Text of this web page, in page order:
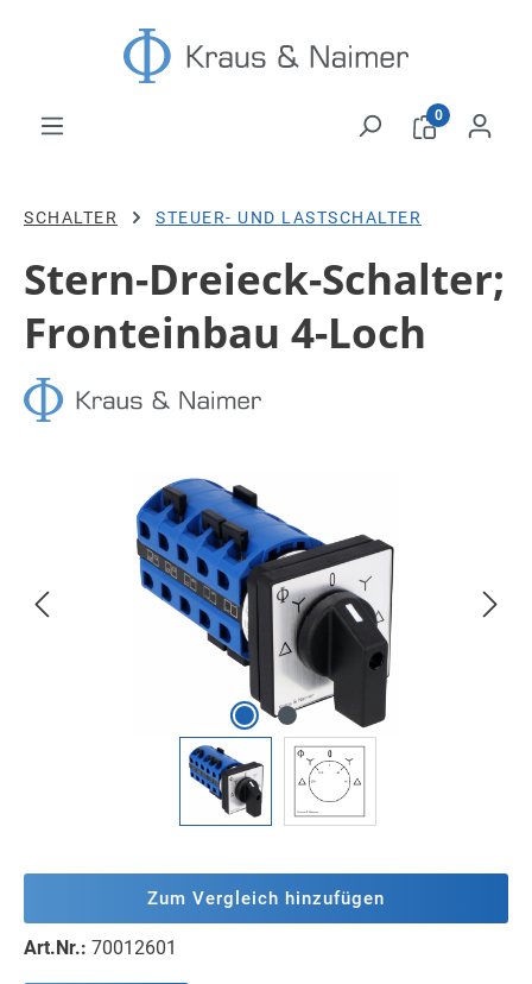
Zum Hauptinhalt springen
0
SCHALTER STEUER- UND LASTSCHALTER
Stern-Dreieck-Schalter;
Fronteinbau 4-Loch
Bildergalerie überspringen
Zum Vergleich hinzufügen
Art.Nr.: 70012601